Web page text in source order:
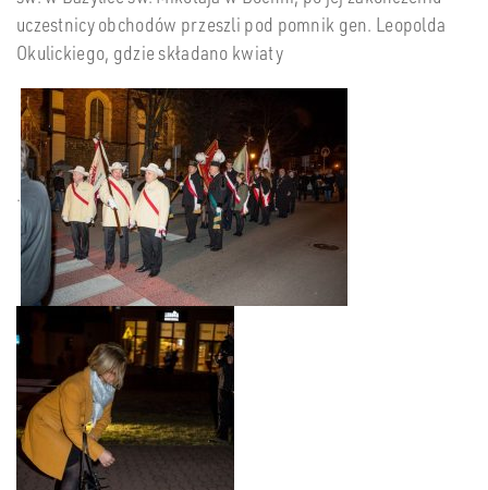
uczestnicy obchodów przeszli pod pomnik gen. Leopolda
Okulickiego, gdzie składano kwiaty
.